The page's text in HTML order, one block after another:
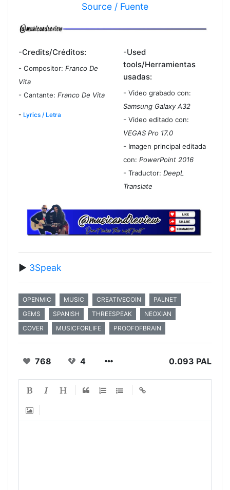
Source / Fuente
-Credits/Créditos:
- Compositor: Franco De
Vita
- Cantante: Franco De Vita
- Lyrics / Letra
-Used
tools/Herramientas
usadas:
- Video grabado con:
Samsung Galaxy A32
- Video editado con:
VEGAS Pro 17.0
- Imagen principal editada
con: PowerPoint 2016
- Traductor: DeepL
Translate
▶️ 3Speak
OPENMIC MUSIC CREATIVECOIN
PALNET
GEMS
SPANISH THREESPEAK
NEOXIAN
COVER
MUSICFORLIFE PROOFOFBRAIN
768 4 0.093 PAL